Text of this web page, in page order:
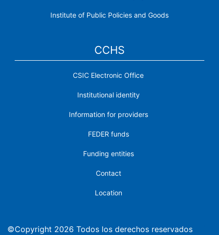
Institute of Public Policies and Goods
CCHS
CSIC Electronic Office
Institutional identity
Information for providers
FEDER funds
Funding entities
Contact
Location
©Copyright 2026 Todos los derechos reservados